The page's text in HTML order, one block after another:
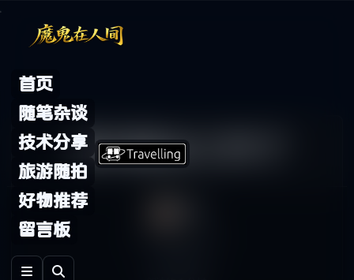
Skip to content
首页
随笔杂谈
技术分享
旅游随拍
好物推荐
留言板
真的要去工作了